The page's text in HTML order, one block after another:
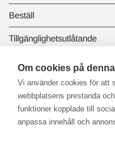
Beställ
Tillgänglighetsutlåtande
Dataskydd och
Länkbiblioteket
Om cookies på
Vi använder cookies för att
webbplatsens prestanda
funktioner kopplade till
anpassa innehåll och